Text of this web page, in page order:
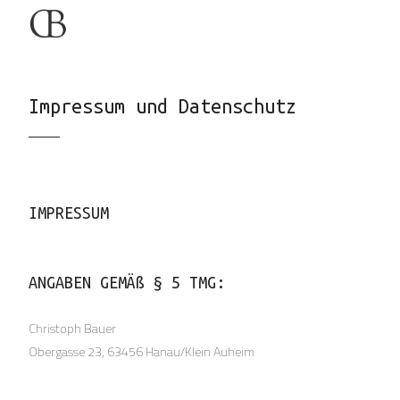
Impressum und Datenschutz
IMPRESSUM
ANGABEN GEMÄß § 5 TMG:
Christoph Bauer
Obergasse 23, 63456 Hanau/Klein Auheim